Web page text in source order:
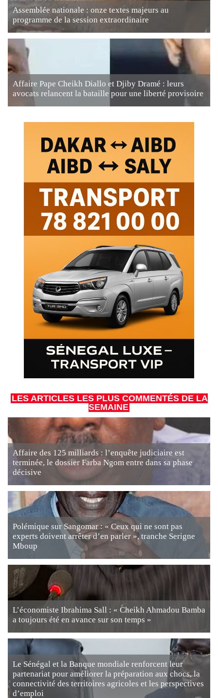
Assemblée nationale : onze textes majeurs au
programme de la session extraordinaire
Affaire Pape Cheikh Diallo et Djiby Dramé : leurs
avocats relancent la bataille pour une liberté provisoire
LES ARTICLES LES PLUS COMMENTÉS DE LA
SEMAINE
Affaire des 125 milliards : l’enquête judiciaire est
terminée, le dossier Farba Ngom entre dans sa phase
décisive
Polémique sur Sangomar : « Ceux qui ne sont pas
experts doivent arrêter d’en parler », tranche Serigne
Mboup
L’économiste Ibrahima Sall : « Cheikh Ahmadou Bamba
a toujours été en avance sur son temps »
Le Sénégal et la Banque mondiale renforcent leur
partenariat pour améliorer la préparation aux chocs, la
connectivité des territoires agricoles et les perspectives
d’emploi